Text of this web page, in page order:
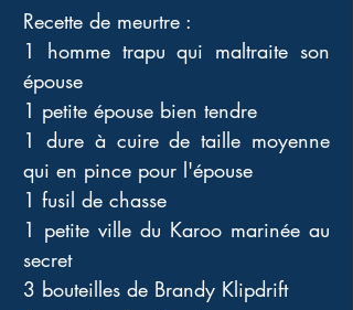
Recette de meurtre :
1 homme trapu qui maltraite son
épouse
1 petite épouse bien tendre
1 dure à cuire de taille moyenne
qui en pince pour l'épouse
1 fusil de chasse
1 petite ville du Karoo marinée au
secret
3 bouteilles de Brandy Klipdrift